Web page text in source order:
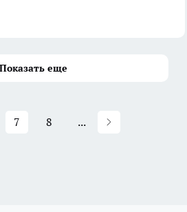
Показать еще
7 8 ...